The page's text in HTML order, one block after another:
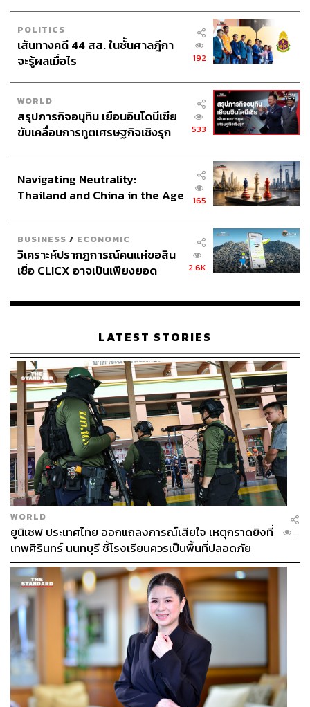
POLITICS
เส้นทางคดี 44 สส. ในชั้นศาลฎีกา
จะรู้ผลเมื่อไร
192
WORLD
สรุปภารกิจอนุทิน เยือนอินโดนีเซีย
ขับเคลื่อนการทูตเศรษฐกิจเชิงรุก
533
Navigating Neutrality:
Thailand and China in the Age
165
BUSINESS / ECONOMIC
วิเคราะห์ปรากฏการณ์คนแห่ขอสิน
เชื่อ CLICX อาจเป็นเพียงยอด
เรือนไทยที่ถูกซุกไว้
2.6K
LATEST STORIES
WORLD
ยูนิเซฟ ประเทศไทย ออกแถลงการณ์เสียใจ เหตุกราดยิงที่
เทพศิรินทร์ นนทบุรี ชี้โรงเรียนควรเป็นพื้นที่ปลอดภัย
...